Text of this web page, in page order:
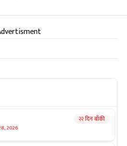
2026
२२ दिन बाँकी